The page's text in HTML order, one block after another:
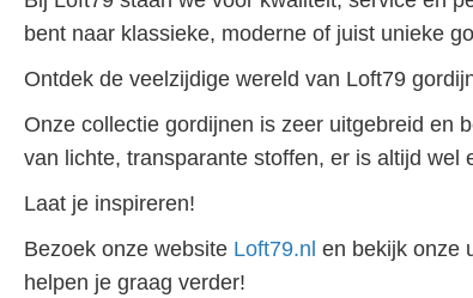
bent naar klassieke, moderne of juist unieke
Ontdek de veelzijdige wereld van Loft79
Onze collectie gordijnen is zeer uitgebreid en
van lichte, transparante stoffen, er is altijd wel
Laat je inspireren!
Bezoek onze website Loft79.nl en bekijk onze
helpen je graag verder!